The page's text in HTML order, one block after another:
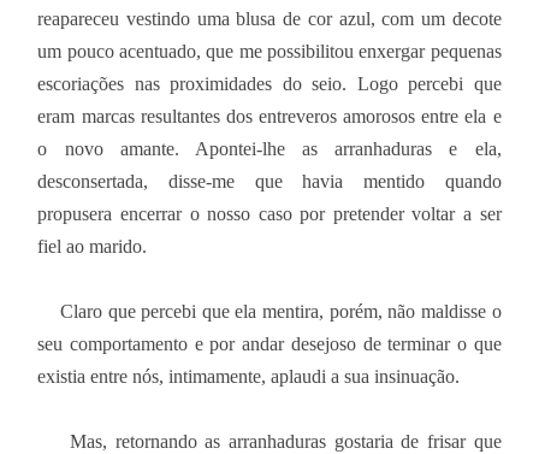
reapareceu vestindo uma blusa de cor azul, com um decote
um pouco acentuado, que me possibilitou enxergar pequenas
escoriações nas proximidades do seio. Logo percebi que
eram marcas resultantes dos entreveros amorosos entre ela e
o novo amante. Apontei-lhe as arranhaduras e ela,
desconsertada, disse-me que havia mentido quando
propusera encerrar o nosso caso por pretender voltar a ser
fiel ao marido.
Claro que percebi que ela mentira, porém, não maldisse o
seu comportamento e por andar desejoso de terminar o que
existia entre nós, intimamente, aplaudi a sua insinuação.
Mas, retornando as arranhaduras gostaria de frisar que